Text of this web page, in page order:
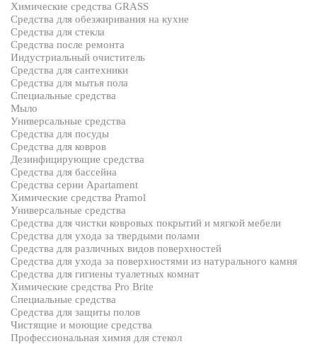
Химические средства GRASS
Средства для обезжиривания на кухне
Средства для стекла
Средства после ремонта
Индустриальный очиститель
Средства для сантехники
Средства для мытья пола
Специальные средства
Мыло
Универсальные средства
Средства для посуды
Средства для ковров
Дезинфицирующие средства
Средства для бассейна
Средства серии Apartament
Химические средства Pramol
Универсальные средства
Средства для чистки ковровых покрытий и мягкой мебели
Средства для ухода за твердыми полами
Средства для различных видов поверхностей
Средства для ухода за поверхностями из натурального камня
Средства для гигиены туалетных комнат
Химические средства Pro Brite
Специальные средства
Средства для защиты полов
Чистящие и моющие средства
Профессиональная химия для стекол